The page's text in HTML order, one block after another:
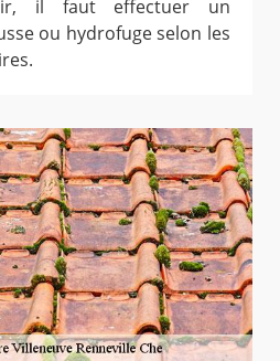
il faut effectuer un
ou hydrofuge selon les